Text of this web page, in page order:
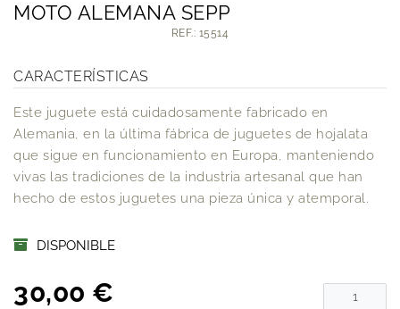
MOTO ALEMANA SEPP
REF.: 15514
CARACTERÍSTICAS
Este juguete está cuidadosamente fabricado en
Alemania, en la última fábrica de juguetes de hojalata
que sigue en funcionamiento en Europa, manteniendo
vivas las tradiciones de la industria artesanal que han
hecho de estos juguetes una pieza única y atemporal.
DISPONIBLE
30,00 €